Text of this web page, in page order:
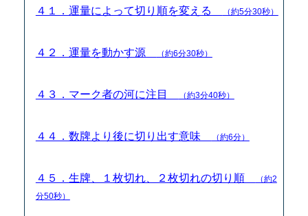
４１．運量によって切り順を変える （約5分30秒）
４２．運量を動かす源 （約6分30秒）
４３．マーク者の河に注目 （約3分40秒）
４４．数牌より後に切り出す意味 （約6分）
４５．生牌、１枚切れ、２枚切れの切り順
（約2
分50秒）